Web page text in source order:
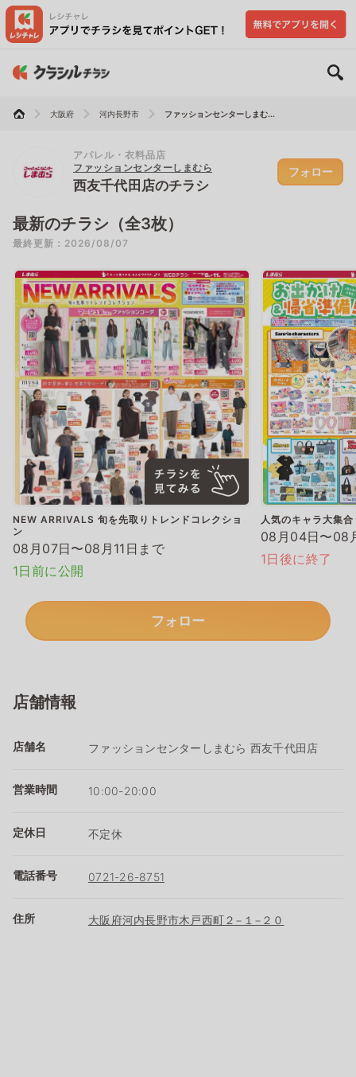
大阪府 河内長野市 ファッションセンターしまむ...
アパレル・衣料品店
ファッションセンターしまむら
西友千代田店のチラシ
フォロー
最新のチラシ（全3枚）
最終更新：2026/08/07
NEW ARRIVALS 旬を先取りトレンドコレクショ
ン
08月07日〜08月11日まで
1日前に公開
人気のキャラ大集
08月04日〜08
1日後に終了
フォロー
店舗情報
店舗名 ファッションセンターしまむら 西友千代田店
営業時間 10:00-20:00
定休日 不定休
電話番号 0721-26-8751
住所 大阪府河内長野市木戸西町２−１−２０